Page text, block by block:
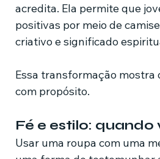
acredita. Ela permite que
positivas por meio de
criativo e significado
Essa transformação mostra
com propósito.
Fé e estilo:
Usar uma roupa com uma